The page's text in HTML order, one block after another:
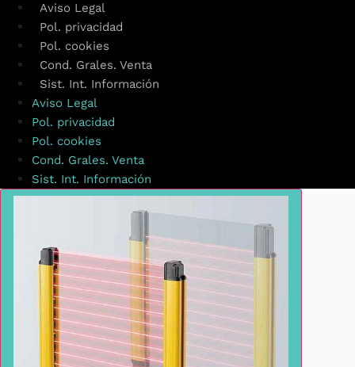
Aviso Legal
Pol. privacidad
Pol. cookies
Cond. Grales. Venta
Sist. Int. Información
Aviso Legal
Pol. privacidad
Pol. cookies
Cond. Grales. Venta
Sist. Int. Información